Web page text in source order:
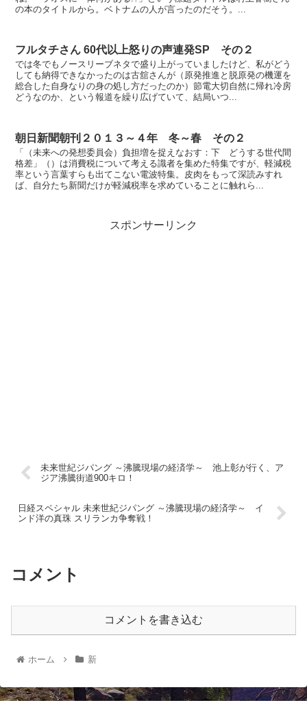
の本のタイトルから。ベトナムの人が言ったのだそう。...
フルタチさん 60代以上怒りの声連発SP その２
では冬でもノースリーブネタで盛り上がっていましたけど、私がどう
しても納得できなかったのは古舘さんが（原発推進と脱原発の機運を
総合した自身なりの身の処し方だったのか）節電大切自然に帰れ冷房
どうなのか、という報道を繰り広げていて、結局いつ...
朝日新聞朝刊２０１３～４年 冬～春 その２
「（未来への発想委員会）負担増を捉えなおす：下 どうする世代間
格差」（）は消費税について考える識者を集めた特集ですが、軽減税
率という言葉すらも出てこない電波特集。皮肉をもって深読みすれ
ば、自分たち新聞だけが軽減税率を求めていることに触れら...
スポンサーリンク
未来世紀ジパング ～沸騰現場の経済学～ 池上彰が行く、ア
ジア沸騰街道900キロ！
日経スペシャル 未来世紀ジパング ～沸騰現場の経済学～ イ
ンド洋の真珠 スリランカ争奪戦！
コメント
コメントを書き込む
ホーム 新